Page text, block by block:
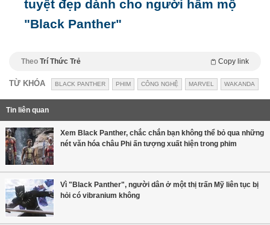
tuyệt đẹp dành cho người hâm mộ
"Black Panther"
Theo Trí Thức Trẻ Copy link
TỪ KHÓA BLACK PANTHER PHIM CÔNG NGHỆ MARVEL WAKANDA
Tin liên quan
Xem Black Panther, chắc chắn bạn không thể bỏ qua những
nét văn hóa châu Phi ấn tượng xuất hiện trong phim
Vì "Black Panther", người dân ở một thị trấn Mỹ liên tục bị
hỏi có vibranium không